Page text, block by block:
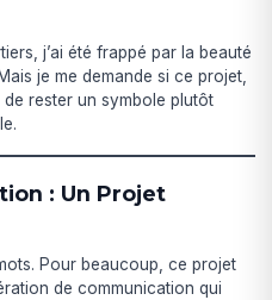
j’ai été frappé par la beauté
je me demande si ce projet,
rester un symbole plutôt
: Un Projet
Pour beaucoup, ce projet
de communication qui